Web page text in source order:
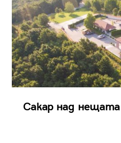
Сакар над нещата